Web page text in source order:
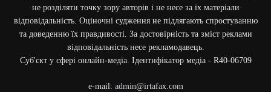
не розділяти точку зору авторів і не несе за їх матеріали
відповідальність. Оціночні судження не підлягають спростуванню
та доведенню їх правдивості. За достовірність та зміст реклами
відповідальність несе рекламодавець.
Cуб'єкт у сфері онлайн-медіа. Ідентифікатор медіа - R40-06709
e-mail: admin@irtafax.com